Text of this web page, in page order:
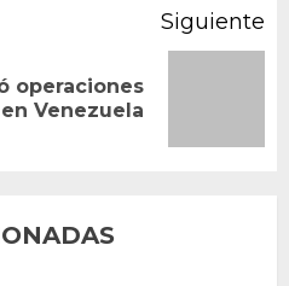
Siguiente
operaciones
en Venezuela